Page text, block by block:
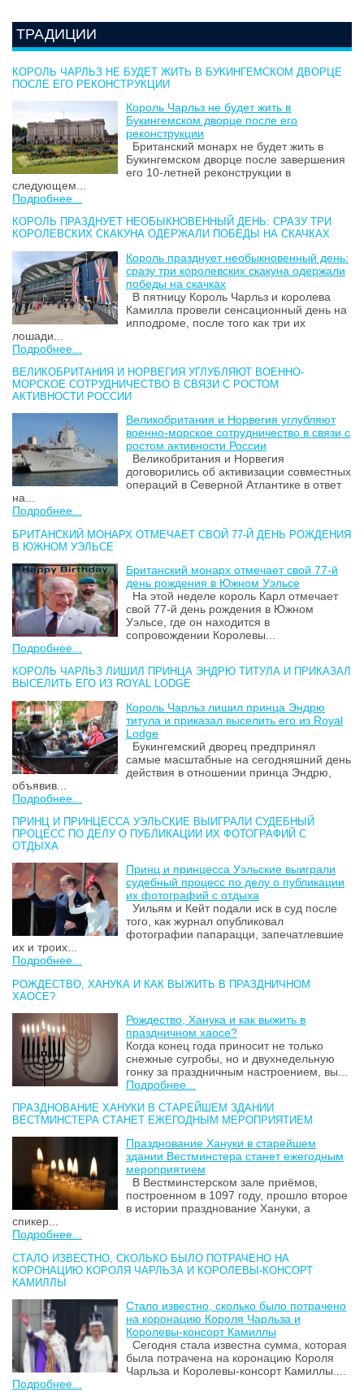
ТРАДИЦИИ
КОРОЛЬ ЧАРЛЬЗ НЕ БУДЕТ ЖИТЬ В БУКИНГЕМСКОМ ДВОРЦЕ
ПОСЛЕ ЕГО РЕКОНСТРУКЦИИ
Король Чарльз не будет жить в
Букингемском дворце после его
реконструкции
Британский монарх не будет жить в
Букингемском дворце после завершения
его 10-летней реконструкции в
следующем...
Подробнее...
КОРОЛЬ ПРАЗДНУЕТ НЕОБЫКНОВЕННЫЙ ДЕНЬ: СРАЗУ ТРИ
КОРОЛЕВСКИХ СКАКУНА ОДЕРЖАЛИ ПОБЕДЫ НА СКАЧКАХ
Король празднует необыкновенный день:
сразу три королевских скакуна одержали
победы на скачках
В пятницу Король Чарльз и королева
Камилла провели сенсационный день на
ипподроме, после того как три их
лошади...
Подробнее...
ВЕЛИКОБРИТАНИЯ И НОРВЕГИЯ УГЛУБЛЯЮТ ВОЕННО-
МОРСКОЕ СОТРУДНИЧЕСТВО В СВЯЗИ С РОСТОМ
АКТИВНОСТИ РОССИИ
Великобритания и Норвегия углубляют
военно-морское сотрудничество в связи с
ростом активности России
Великобритания и Норвегия
договорились об активизации совместных
операций в Северной Атлантике в ответ
на...
Подробнее...
БРИТАНСКИЙ МОНАРХ ОТМЕЧАЕТ СВОЙ 77-Й ДЕНЬ РОЖДЕНИЯ
В ЮЖНОМ УЭЛЬСЕ
Британский монарх отмечает свой 77-й
день рождения в Южном Уэльсе
На этой неделе король Карл отмечает
свой 77-й день рождения в Южном
Уэльсе, где он находится в
сопровождении Королевы...
Подробнее...
КОРОЛЬ ЧАРЛЬЗ ЛИШИЛ ПРИНЦА ЭНДРЮ ТИТУЛА И ПРИКАЗАЛ
ВЫСЕЛИТЬ ЕГО ИЗ ROYAL LODGE
Король Чарльз лишил принца Эндрю
титула и приказал выселить его из Royal
Lodge
Букингемский дворец предпринял
самые масштабные на сегодняшний день
действия в отношении принца Эндрю,
объявив...
Подробнее...
ПРИНЦ И ПРИНЦЕССА УЭЛЬСКИЕ ВЫИГРАЛИ СУДЕБНЫЙ
ПРОЦЕСС ПО ДЕЛУ О ПУБЛИКАЦИИ ИХ ФОТОГРАФИЙ С
ОТДЫХА
Принц и принцесса Уэльские выиграли
судебный процесс по делу о публикации
их фотографий с отдыха
Уильям и Кейт подали иск в суд после
того, как журнал опубликовал
фотографии папарацци, запечатлевшие
их и троих...
Подробнее...
РОЖДЕСТВО, ХАНУКА И КАК ВЫЖИТЬ В ПРАЗДНИЧНОМ
ХАОСЕ?
Рождество, Ханука и как выжить в
праздничном хаосе?
Когда конец года приносит не только
снежные сугробы, но и двухнедельную
гонку за праздничным настроением, вы...
Подробнее...
ПРАЗДНОВАНИЕ ХАНУКИ В СТАРЕЙШЕМ ЗДАНИИ
ВЕСТМИНСТЕРА СТАНЕТ ЕЖЕГОДНЫМ МЕРОПРИЯТИЕМ
Празднование Хануки в старейшем
здании Вестминстера станет ежегодным
мероприятием
В Вестминстерском зале приёмов,
построенном в 1097 году, прошло второе
в истории празднование Хануки, а
спикер...
Подробнее...
СТАЛО ИЗВЕСТНО, СКОЛЬКО БЫЛО ПОТРАЧЕНО НА
КОРОНАЦИЮ КОРОЛЯ ЧАРЛЬЗА И КОРОЛЕВЫ-КОНСОРТ
КАМИЛЛЫ
Стало известно, сколько было потрачено
на коронацию Короля Чарльза и
Королевы-консорт Камиллы
Сегодня стала известна сумма, которая
была потрачена на коронацию Короля
Чарльза и Королевы-консорт Камиллы....
Подробнее...